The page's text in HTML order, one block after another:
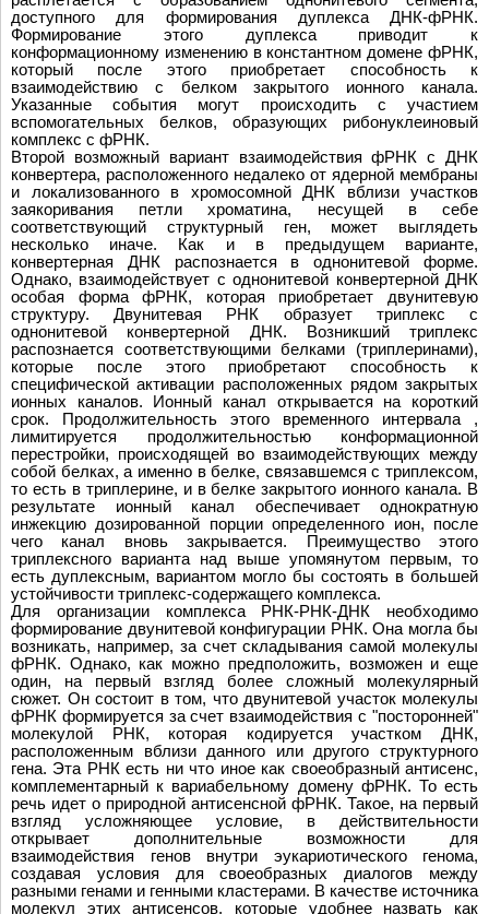
доступного для формирования дуплекса ДНК-фРНК.
Формирование этого дуплекса приводит к
конформационному изменению в константном домене фРНК,
который после этого приобретает способность к
взаимодействию с белком закрытого ионного канала.
Указанные события могут происходить с участием
вспомогательных белков, образующих рибонуклеиновый
комплекс с фРНК.
Второй возможный вариант взаимодействия фРНК с ДНК
конвертера, расположенного недалеко от ядерной мембраны
и локализованного в хромосомной ДНК вблизи участков
заякоривания петли хроматина, несущей в себе
соответствующий структурный ген, может выглядеть
несколько иначе. Как и в предыдущем варианте,
конвертерная ДНК распознается в однонитевой форме.
Однако, взаимодействует с однонитевой конвертерной ДНК
особая форма фРНК, которая приобретает двунитевую
структуру. Двунитевая РНК образует триплекс с
однонитевой конвертерной ДНК. Возникший триплекс
распознается соответствующими белками (триплеринами),
которые после этого приобретают способность к
специфической активации расположенных рядом закрытых
ионных каналов. Ионный канал открывается на короткий
срок. Продолжительность этого временного интервала ,
лимитируется продолжительностью конформационной
перестройки, происходящей во взаимодействующих между
собой белках, а именно в белке, связавшемся с триплексом,
то есть в триплерине, и в белке закрытого ионного канала. В
результате ионный канал обеспечивает однократную
инжекцию дозированной порции определенного ион, после
чего канал вновь закрывается. Преимущество этого
триплексного варианта над выше упомянутом первым, то
есть дуплексным, вариантом могло бы состоять в большей
устойчивости триплекс-содержащего комплекса.
Для организации комплекса РНК-РНК-ДНК необходимо
формирование двунитевой конфигурации РНК. Она могла бы
возникать, например, за счет складывания самой молекулы
фРНК. Однако, как можно предположить, возможен и еще
один, на первый взгляд более сложный молекулярный
сюжет. Он состоит в том, что двунитевой участок молекулы
фРНК формируется за счет взаимодействия с "посторонней"
молекулой РНК, которая кодируется участком ДНК,
расположенным вблизи данного или другого структурного
гена. Эта РНК есть ни что иное как своеобразный антисенс,
комплементарный к вариабельному домену фРНК. То есть
речь идет о природной антисенсной фРНК. Такое, на первый
взгляд усложняющее условие, в действительности
открывает дополнительные возможности для
взаимодействия генов внутри эукариотического генома,
создавая условия для своеобразных диалогов между
разными генами и генными кластерами. В качестве источника
молекул этих антисенсов, которые удобнее назвать как